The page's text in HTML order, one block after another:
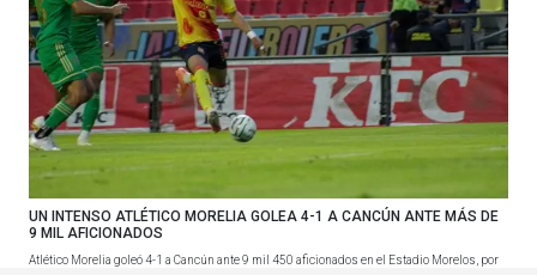
UN INTENSO ATLÉTICO MORELIA GOLEA 4-1 A CANCÚN ANTE MÁS DE
9 MIL AFICIONADOS
Atlético Morelia goleó 4-1 a Cancún ante 9 mil 450 aficionados en el Estadio Morelos, por